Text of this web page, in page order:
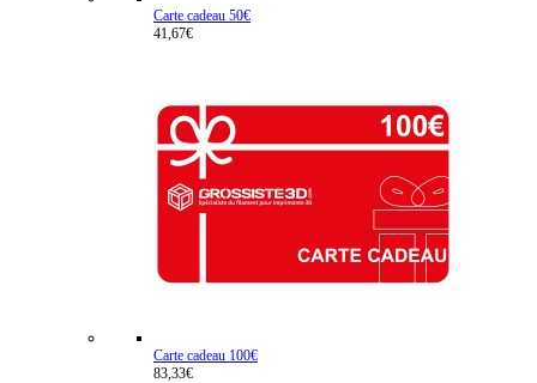
Carte cadeau 50€
41,67€
Carte cadeau 100€
83,33€